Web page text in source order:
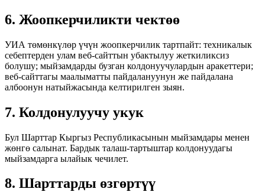
6. Жоопкерчиликти чектөө
УИА төмөнкүлөр үчүн жоопкерчилик тартпайт: техникалык
себептерден улам веб-сайттын убактылуу жеткиликсиз
болушу; мыйзамдарды бузган колдонуучулардын аракеттери;
веб-сайттагы маалыматты пайдалануунун же пайдалана
албоонун натыйжасында келтирилген зыян.
7. Колдонулуучу укук
Бул Шарттар Кыргыз Республикасынын мыйзамдары менен
жөнгө салынат. Бардык талаш-тартыштар колдонуудагы
мыйзамдарга ылайык чечилет.
8. Шарттарды өзгөртүү